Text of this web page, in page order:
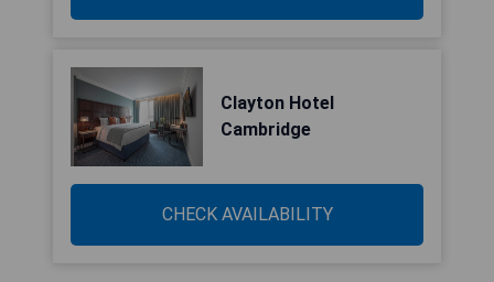
Clayton Hotel
Cambridge
CHECK AVAILABILITY